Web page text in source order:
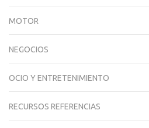
MOTOR
NEGOCIOS
OCIO Y ENTRETENIMIENTO
RECURSOS REFERENCIAS